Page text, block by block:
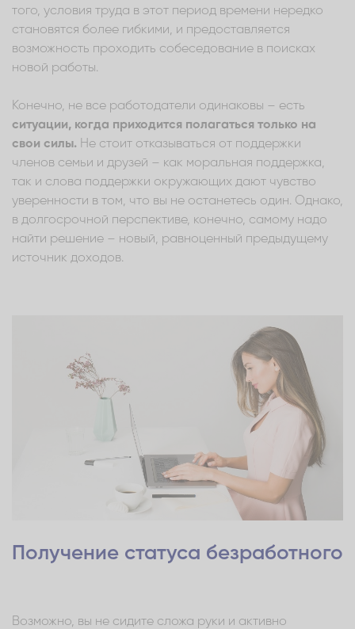
того, условия труда в этот период времени нередко
становятся более гибкими, и предоставляется
возможность проходить собеседование в поисках
новой работы.
Конечно, не все работодатели одинаковы – есть
ситуации, когда приходится полагаться только на
свои силы. Не стоит отказываться от поддержки
членов семьи и друзей – как моральная поддержка,
так и слова поддержки окружающих дают чувство
уверенности в том, что вы не останетесь один. Однако,
в долгосрочной перспективе, конечно, самому надо
найти решение – новый, равноценный предыдущему
источник доходов.
Получение статуса безработного
Возможно, вы не сидите сложа руки и активно